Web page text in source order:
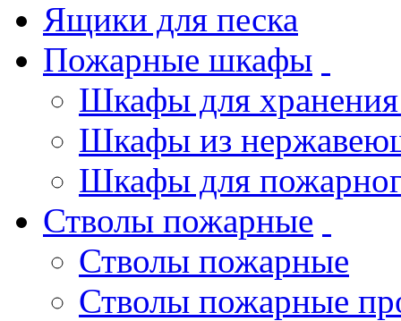
Ящики для песка
Пожарные шкафы
Шкафы для хранения
Шкафы из
Шкафы для
Стволы пожарные
Стволы пожарные
Стволы пожарные